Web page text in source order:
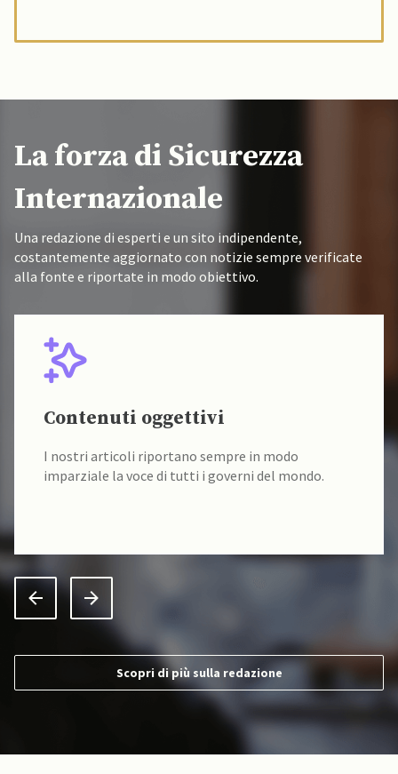
La forza di Sicurezza
Internazionale
Una redazione di esperti e un sito indipendente,
costantemente aggiornato con notizie sempre verificate
alla fonte e riportate in modo obiettivo.
Contenuti oggettivi
I nostri articoli riportano sempre in modo
imparziale la voce di tutti i governi del mondo.
Scopri di più sulla redazione